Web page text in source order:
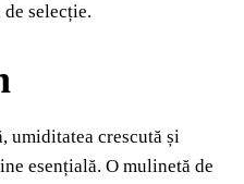
selecție.
umiditatea crescută și
esențială. O mulinetă de